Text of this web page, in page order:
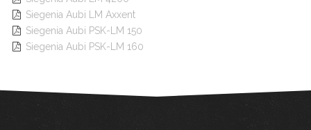
 Siegenia Aubi LM Axxent
 Siegenia Aubi PSK-LM 150
 Siegenia Aubi PSK-LM 160